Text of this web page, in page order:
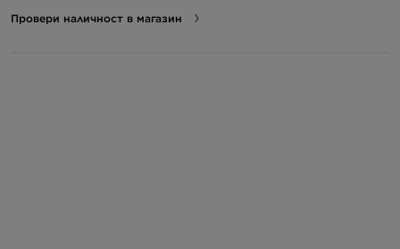
Провери наличност в магазин